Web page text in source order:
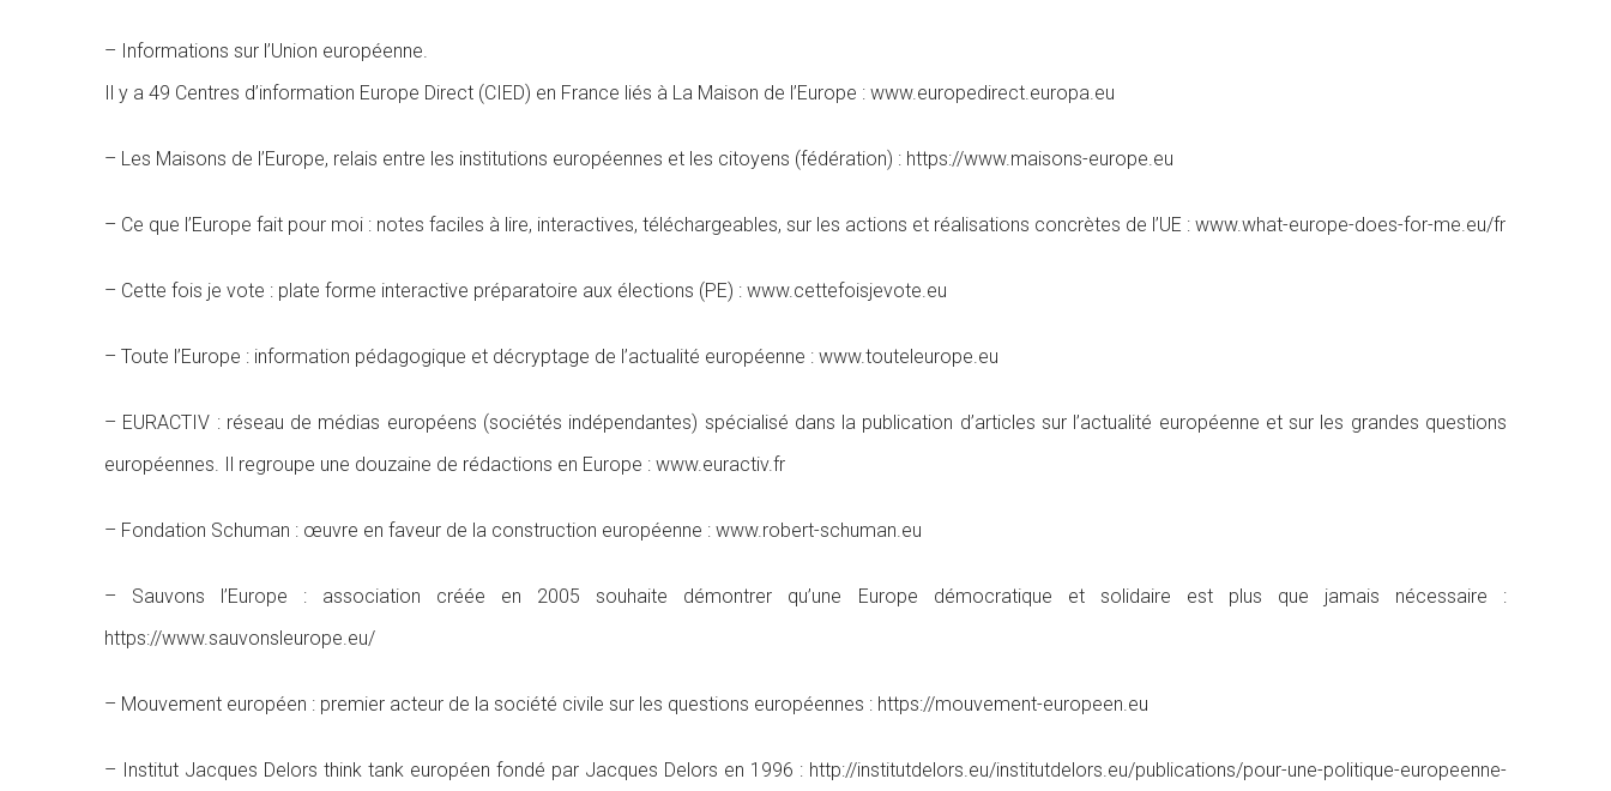
– Informations sur l’Union européenne.
Il y a 49 Centres d’information Europe Direct (CIED) en France liés à La Maison de l’Europe : www.europedirect.europa.eu
– Les Maisons de l’Europe, relais entre les institutions européennes et les citoyens (fédération) : https://www.maisons-europe.eu
– Ce que l’Europe fait pour moi : notes faciles à lire, interactives, téléchargeables, sur les actions et réalisations concrètes de l’UE : www.what-europe-does-for-me.eu/fr
– Cette fois je vote : plate forme interactive préparatoire aux élections (PE) : www.cettefoisjevote.eu
– Toute l’Europe : information pédagogique et décryptage de l’actualité européenne : www.touteleurope.eu
– EURACTIV : réseau de médias européens (sociétés indépendantes) spécialisé dans la publication d’articles sur l’actualité européenne et sur les grandes questions
européennes. Il regroupe une douzaine de rédactions en Europe : www.euractiv.fr
– Fondation Schuman : œuvre en faveur de la construction européenne : www.robert-schuman.eu
– Sauvons l’Europe : association créée en 2005 souhaite démontrer qu’une Europe démocratique et solidaire est plus que jamais nécessaire :
https://www.sauvonsleurope.eu/
– Mouvement européen : premier acteur de la société civile sur les questions européennes : https://mouvement-europeen.eu
– Institut Jacques Delors think tank européen fondé par Jacques Delors en 1996 : http://institutdelors.eu/institutdelors.eu/publications/pour-une-politique-europeenne-